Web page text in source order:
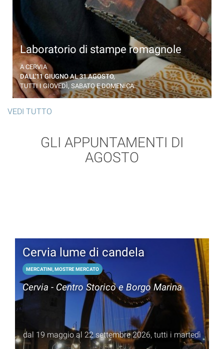
Laboratorio di stampe romagnole
Scopri l'arte della tradizione romagnola con il
laboratorio di stampa su tela
A CERVIA
DALL'11 GIUGNO AL 31 AGOSTO,
TUTTI I GIOVEDÌ, SABATO E DOMENICA
VEDI TUTTO
GLI APPUNTAMENTI DI
AGOSTO
Cervia lume di candela
MERCATINI, MOSTRE MERCATO
Cervia - Centro Storico e Borgo Marina
dal 19 maggio al 22 settembre 2026, tutti i martedì